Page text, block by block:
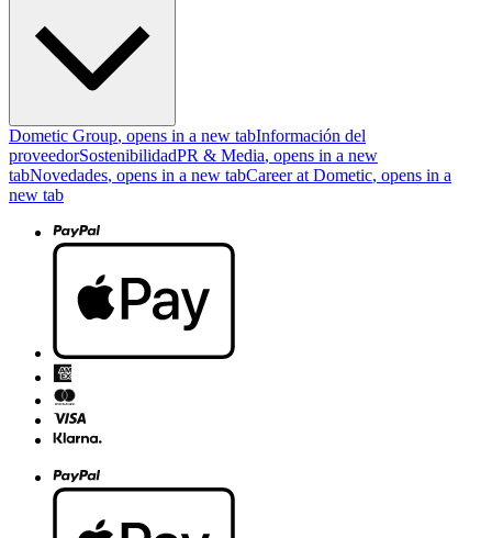
Dometic Group, opens in a new tabInformación del
proveedorSostenibilidadPR & Media, opens in a new
tabNovedades, opens in a new tabCareer at Dometic, opens in a
new tab